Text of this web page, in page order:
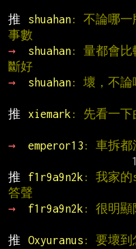
推
shuahan: 不論哪一
事數
→
shuahan: 量都會比
斷好
→
shuahan: 壞，不論
推
xiemark : 先看一下
→
emperor13 : 車拆都
推
f1r9a9n2k : 我家的
答聲
→
f1r9a9n2k : 很明顯
推
Oxyuranus : 要壞到